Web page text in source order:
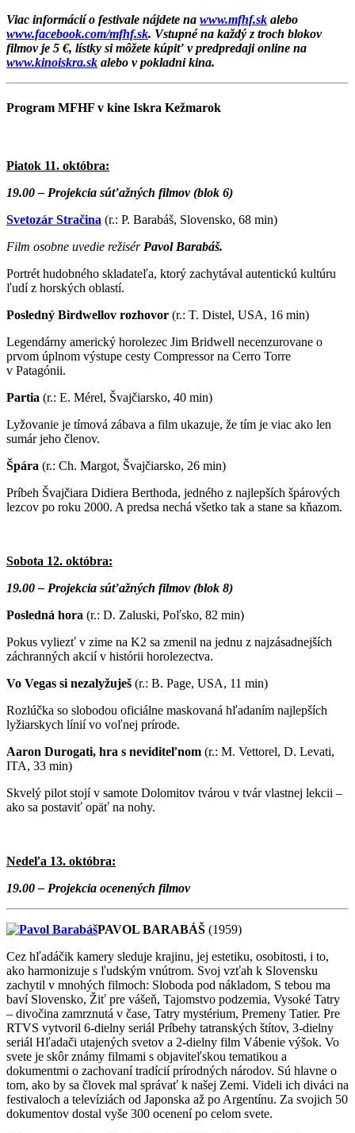
Viac informácií o festivale nájdete na www.mfhf.sk alebo
www.facebook.com/mfhf.sk. Vstupné na každý z troch blokov
filmov je 5 €, lístky si môžete kúpiť v predpredaji online na
www.kinoiskra.sk alebo v pokladni kina.
Program MFHF v kine Iskra Kežmarok
Piatok 11. októbra:
19.00 – Projekcia súťažných filmov (blok 6)
Svetozár Stračina (r.: P. Barabáš, Slovensko, 68 min)
Film osobne uvedie režisér Pavol Barabáš.
Portrét hudobného skladateľa, ktorý zachytával autentickú kultúru
ľudí z horských oblastí.
Posledný Birdwellov rozhovor (r.: T. Distel, USA, 16 min)
Legendárny americký horolezec Jim Bridwell necenzurovane o
prvom úplnom výstupe cesty Compressor na Cerro Torre
v Patagónii.
Partia (r.: E. Mérel, Švajčiarsko, 40 min)
Lyžovanie je tímová zábava a film ukazuje, že tím je viac ako len
sumár jeho členov.
Špára (r.: Ch. Margot, Švajčiarsko, 26 min)
Príbeh Švajčiara Didiera Berthoda, jedného z najlepších špárových
lezcov po roku 2000. A predsa nechá všetko tak a stane sa kňazom.
Sobota 12. októbra:
19.00 – Projekcia súťažných filmov (blok 8)
Posledná hora (r.: D. Zaluski, Poľsko, 82 min)
Pokus vyliezť v zime na K2 sa zmenil na jednu z najzásadnejších
záchranných akcií v histórii horolezectva.
Vo Vegas si nezalyžuješ (r.: B. Page, USA, 11 min)
Rozlúčka so slobodou oficiálne maskovaná hľadaním najlepších
lyžiarskych línií vo voľnej prírode.
Aaron Durogati, hra s neviditeľnom (r.: M. Vettorel, D. Levati,
ITA, 33 min)
Skvelý pilot stojí v samote Dolomitov tvárou v tvár vlastnej lekcii –
ako sa postaviť opäť na nohy.
Nedeľa 13. októbra:
19.00 – Projekcia ocenených filmov
PAVOL BARABÁŠ (1959)
Cez hľadáčik kamery sleduje krajinu, jej estetiku, osobitosti, i to,
ako harmonizuje s ľudským vnútrom. Svoj vzťah k Slovensku
zachytil v mnohých filmoch: Sloboda pod nákladom, S tebou ma
baví Slovensko, Žiť pre vášeň, Tajomstvo podzemia, Vysoké Tatry
– divočina zamrznutá v čase, Tatry mystérium, Premeny Tatier. Pre
RTVS vytvoril 6-dielny seriál Príbehy tatranských štítov, 3-dielny
seriál Hľadači utajených svetov a 2-dielny film Vábenie výšok. Vo
svete je skôr známy filmami s objaviteľskou tematikou a
dokumentmi o zachovaní tradícií prírodných národov. Sú hlavne o
tom, ako by sa človek mal správať k našej Zemi. Videli ich diváci na
festivaloch a televíziách od Japonska až po Argentínu. Za svojich 50
dokumentov dostal vyše 300 ocenení po celom svete.